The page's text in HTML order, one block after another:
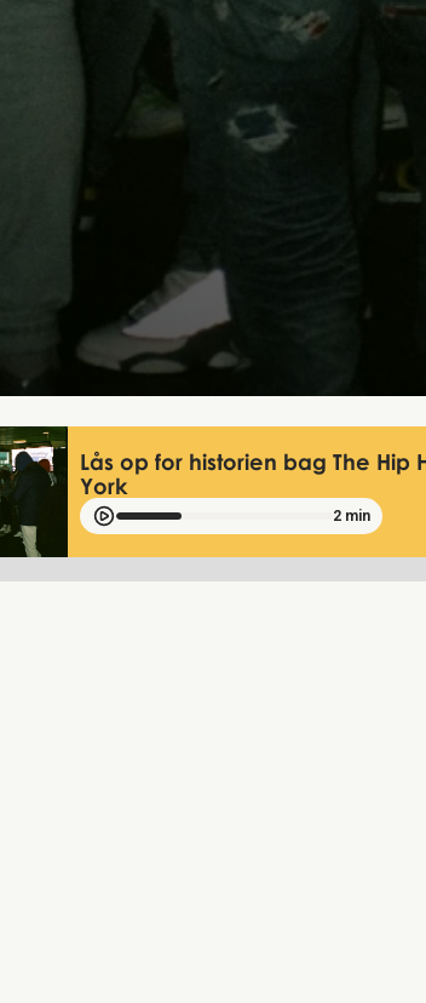
Lås op for historien bag The Hip
York
2 min